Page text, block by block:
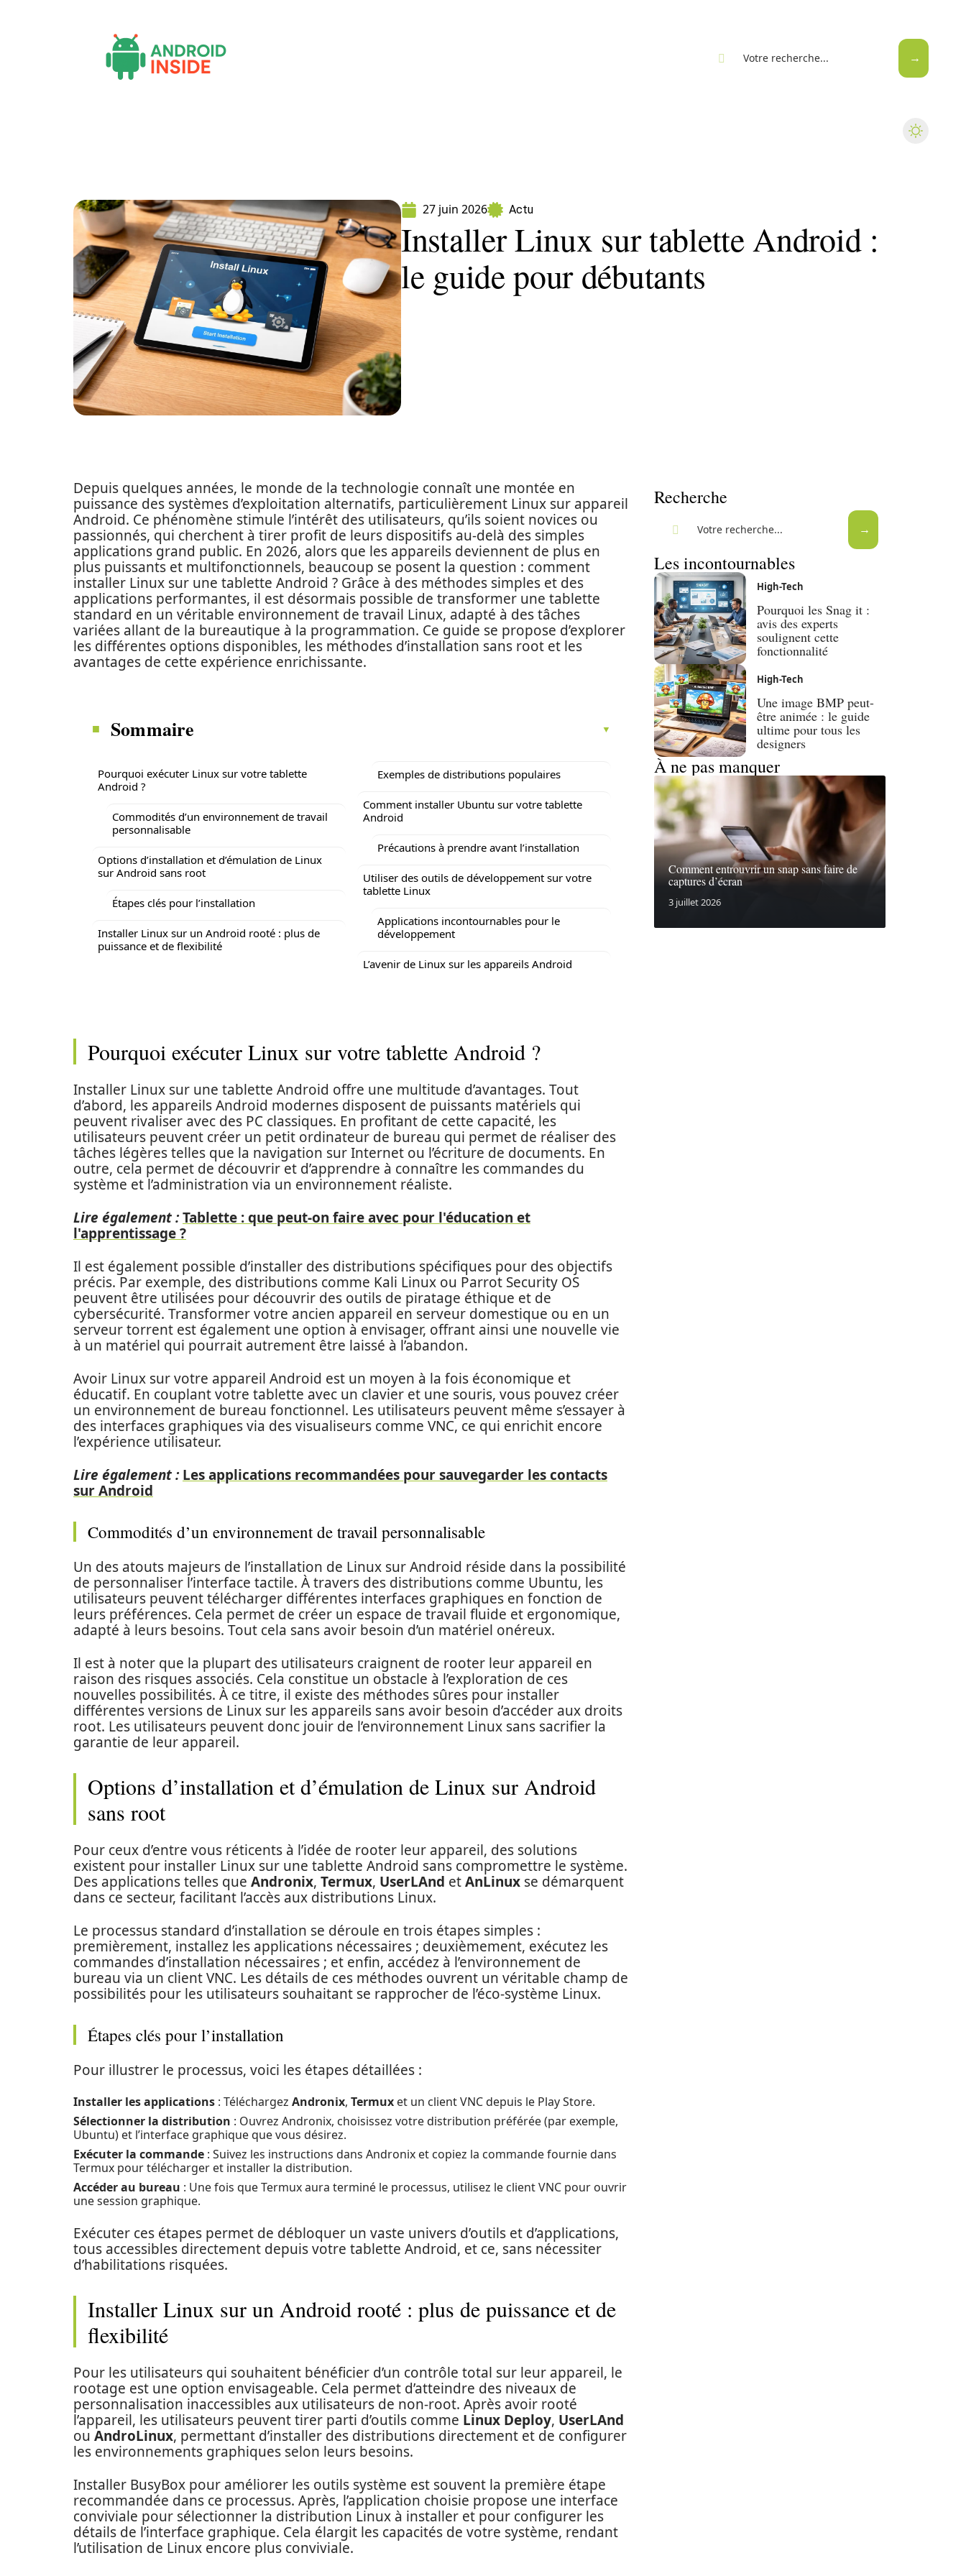
27 juin 2026 Actu
Installer Linux sur tablette Android :
le guide pour débutants
Depuis quelques années, le monde de la technologie connaît une montée en
puissance des systèmes d’exploitation alternatifs, particulièrement Linux sur appareil
Android. Ce phénomène stimule l’intérêt des utilisateurs, qu’ils soient novices ou
passionnés, qui cherchent à tirer profit de leurs dispositifs au-delà des simples
applications grand public. En 2026, alors que les appareils deviennent de plus en
plus puissants et multifonctionnels, beaucoup se posent la question : comment
installer Linux sur une tablette Android ? Grâce à des méthodes simples et des
applications performantes, il est désormais possible de transformer une tablette
standard en un véritable environnement de travail Linux, adapté à des tâches
variées allant de la bureautique à la programmation. Ce guide se propose d’explorer
les différentes options disponibles, les méthodes d’installation sans root et les
avantages de cette expérience enrichissante.
Sommaire
Pourquoi exécuter Linux sur votre tablette
Android ?
Commodités d’un environnement de travail
personnalisable
Options d’installation et d’émulation de Linux
sur Android sans root
Étapes clés pour l’installation
Installer Linux sur un Android rooté : plus de
puissance et de flexibilité
Exemples de distributions populaires
Comment installer Ubuntu sur votre tablette
Android
Précautions à prendre avant l’installation
Utiliser des outils de développement sur votre
tablette Linux
Applications incontournables pour le
développement
L’avenir de Linux sur les appareils Android
Pourquoi exécuter Linux sur votre tablette Android ?
Installer Linux sur une tablette Android offre une multitude d’avantages. Tout
d’abord, les appareils Android modernes disposent de puissants matériels qui
peuvent rivaliser avec des PC classiques. En profitant de cette capacité, les
utilisateurs peuvent créer un petit ordinateur de bureau qui permet de réaliser des
tâches légères telles que la navigation sur Internet ou l’écriture de documents. En
outre, cela permet de découvrir et d’apprendre à connaître les commandes du
système et l’administration via un environnement réaliste.
Lire également :Tablette : que peut-on faire avec pour l'éducation et
l'apprentissage ?
Il est également possible d’installer des distributions spécifiques pour des objectifs
précis. Par exemple, des distributions comme Kali Linux ou Parrot Security OS
peuvent être utilisées pour découvrir des outils de piratage éthique et de
cybersécurité. Transformer votre ancien appareil en serveur domestique ou en un
serveur torrent est également une option à envisager, offrant ainsi une nouvelle vie
à un matériel qui pourrait autrement être laissé à l’abandon.
Avoir Linux sur votre appareil Android est un moyen à la fois économique et
éducatif. En couplant votre tablette avec un clavier et une souris, vous pouvez créer
un environnement de bureau fonctionnel. Les utilisateurs peuvent même s’essayer à
des interfaces graphiques via des visualiseurs comme VNC, ce qui enrichit encore
l’expérience utilisateur.
Lire également : Les applications recommandées pour sauvegarder les contacts
sur Android
Commodités d’un environnement de travail personnalisable
Un des atouts majeurs de l’installation de Linux sur Android réside dans la possibilité
de personnaliser l’interface tactile. À travers des distributions comme Ubuntu, les
utilisateurs peuvent télécharger différentes interfaces graphiques en fonction de
leurs préférences. Cela permet de créer un espace de travail fluide et ergonomique,
adapté à leurs besoins. Tout cela sans avoir besoin d’un matériel onéreux.
Il est à noter que la plupart des utilisateurs craignent de rooter leur appareil en
raison des risques associés. Cela constitue un obstacle à l’exploration de ces
nouvelles possibilités. À ce titre, il existe des méthodes sûres pour installer
différentes versions de Linux sur les appareils sans avoir besoin d’accéder aux droits
root. Les utilisateurs peuvent donc jouir de l’environnement Linux sans sacrifier la
garantie de leur appareil.
Options d’installation et d’émulation de Linux sur Android
sans root
Pour ceux d’entre vous réticents à l’idée de rooter leur appareil, des solutions
existent pour installer Linux sur une tablette Android sans compromettre le système.
Des applications telles que Andronix, Termux, UserLAnd etAnLinux se démarquent
dans ce secteur, facilitant l’accès aux distributions Linux.
Le processus standard d’installation se déroule en trois étapes simples :
premièrement, installez les applications nécessaires ; deuxièmement, exécutez les
commandes d’installation nécessaires ; et enfin, accédez à l’environnement de
bureau via un client VNC. Les détails de ces méthodes ouvrent un véritable champ de
possibilités pour les utilisateurs souhaitant se rapprocher de l’éco-système Linux.
Étapes clés pour l’installation
Pour illustrer le processus, voici les étapes détaillées :
Installer les applications : Téléchargez Andronix, Termux et un client VNC depuis le Play Store.
Sélectionner la distribution : Ouvrez Andronix, choisissez votre distribution préférée (par exemple,
Ubuntu) et l’interface graphique que vous désirez.
Exécuter la commande : Suivez les instructions dans Andronix et copiez la commande fournie dans
Termux pour télécharger et installer la distribution.
Accéder au bureau : Une fois que Termux aura terminé le processus, utilisez le client VNC pour ouvrir
une session graphique.
Exécuter ces étapes permet de débloquer un vaste univers d’outils et d’applications,
tous accessibles directement depuis votre tablette Android, et ce, sans nécessiter
d’habilitations risquées.
Installer Linux sur un Android rooté : plus de puissance et de
flexibilité
Pour les utilisateurs qui souhaitent bénéficier d’un contrôle total sur leur appareil, le
rootage est une option envisageable. Cela permet d’atteindre des niveaux de
personnalisation inaccessibles aux utilisateurs de non-root. Après avoir rooté
l’appareil, les utilisateurs peuvent tirer parti d’outils comme Linux Deploy, UserLAnd
ou AndroLinux, permettant d’installer des distributions directement et de configurer
les environnements graphiques selon leurs besoins.
Installer BusyBox pour améliorer les outils système est souvent la première étape
recommandée dans ce processus. Après, l’application choisie propose une interface
conviviale pour sélectionner la distribution Linux à installer et pour configurer les
détails de l’interface graphique. Cela élargit les capacités de votre système, rendant
l’utilisation de Linux encore plus conviviale.
Recherche
Les incontournables
High-Tech
Pourquoi les Snag it :
avis des experts
soulignent cette
fonctionnalité
High-Tech
Une image BMP peut-
être animée : le guide
ultime pour tous les
designers
À ne pas manquer
Comment entrouvrir un snap sans faire de
captures d’écran
3 juillet 2026